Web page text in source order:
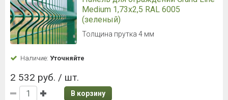
Medium 1,73x2,5 RAL 6005
(зеленый)
Толщина прутка 4 мм
Наличие: Уточняйте
2 532 руб. / шт.
В корзину